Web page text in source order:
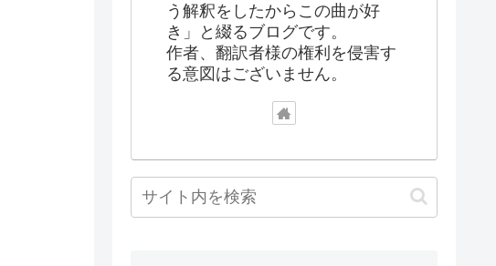
う解釈をしたからこの曲が好
き」と綴るブログです。
作者、翻訳者様の権利を侵害す
る意図はございません。